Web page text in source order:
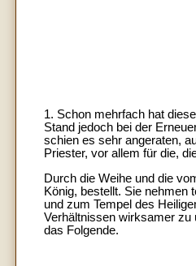
1. Schon mehrfach hat
Stand jedoch bei der
schien es sehr angeraten,
Priester, vor allem für die,
Durch die Weihe und die
König, bestellt. Sie nehmen
und zum Tempel des
Verhältnissen wirksamer zu
das Folgende.